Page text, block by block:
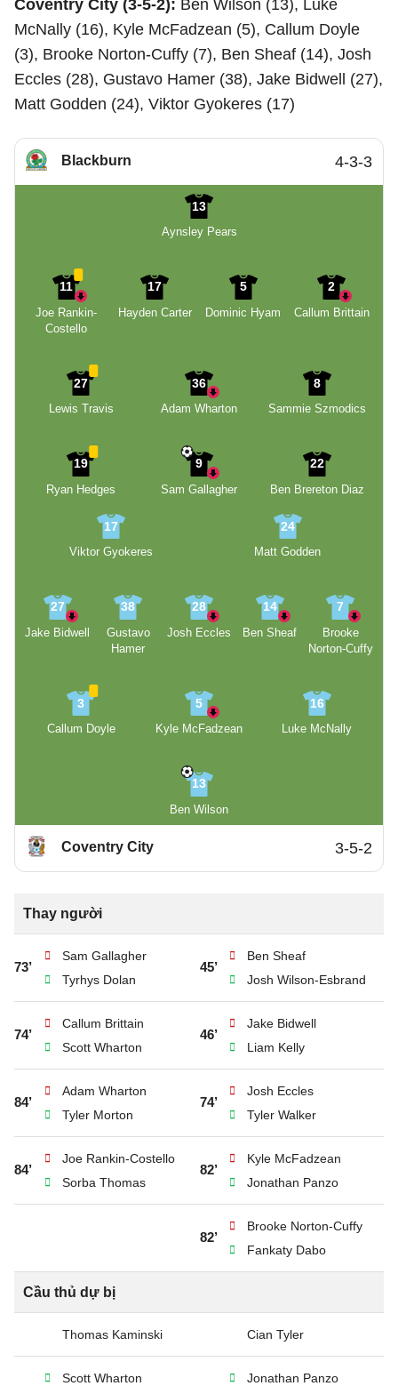
Coventry City (3-5-2): Ben Wilson (13), Luke
McNally (16), Kyle McFadzean (5), Callum Doyle
(3), Brooke Norton-Cuffy (7), Ben Sheaf (14), Josh
Eccles (28), Gustavo Hamer (38), Jake Bidwell (27),
Matt Godden (24), Viktor Gyokeres (17)
Blackburn 4-3-3
13
Aynsley Pears
11
Joe Rankin-
Costello
17
Hayden Carter
5
Dominic Hyam
2
Callum Brittain
27
Lewis Travis
36
Adam Wharton
8
Sammie Szmodics
19
Ryan Hedges
9
Sam Gallagher
22
Ben Brereton Diaz
17
Viktor Gyokeres
24
Matt Godden
27
Jake Bidwell
38
Gustavo
Hamer
28
Josh Eccles
14
Ben Sheaf
7
Brooke
Norton-Cuffy
3
Callum Doyle
5
Kyle McFadzean
16
Luke McNally
13
Ben Wilson
Coventry City 3-5-2
Thay người
73’
Sam Gallagher
Tyrhys Dolan
45’
Ben Sheaf
Josh Wilson-Esbrand
74’
Callum Brittain
Scott Wharton
46’
Jake Bidwell
Liam Kelly
84’
Adam Wharton
Tyler Morton
74’
Josh Eccles
Tyler Walker
84’
Joe Rankin-Costello
Sorba Thomas
82’
Kyle McFadzean
Jonathan Panzo
82’
Brooke Norton-Cuffy
Fankaty Dabo
Cầu thủ dự bị
Thomas Kaminski Cian Tyler
Scott Wharton Jonathan Panzo